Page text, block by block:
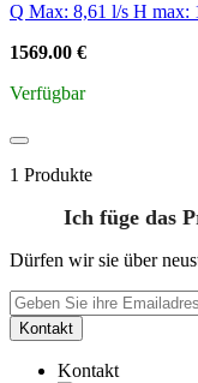
Q Max: 8,61 l/s H max:
1569.00 €
Verfügbar
1 Produkte
Ich füge das
Dürfen wir sie über
Kontakt
Kontakt